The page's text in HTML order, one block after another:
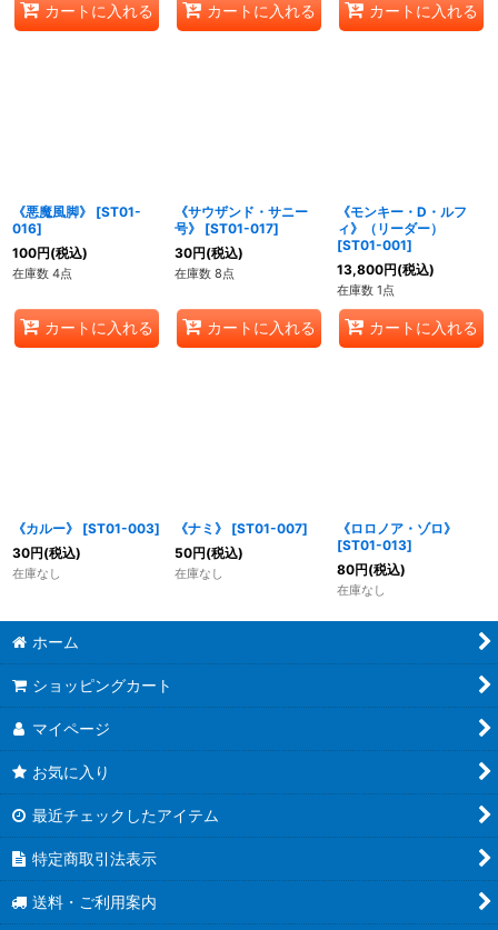
カートに入れる カートに入れる カートに入れる
《悪魔風脚》 [ST01-
016]
100円(税込)
在庫数 4点
カートに入れる
《サウザンド・サニー
号》
[ST01-017]
30円(税込)
在庫数 8点
カートに入れる
《モンキー・D・ルフ
ィ》（リーダー）
[ST01-001]
13,800円(税込)
在庫数 1点
カートに入れる
《カルー》 [ST01-003]
30円(税込)
在庫なし
《ナミ》 [ST01-007]
50円(税込)
在庫なし
《ロロノア・ゾロ》
[ST01-013]
80円(税込)
在庫なし
ホーム
ショッピングカート
マイページ
お気に入り
最近チェックしたアイテム
特定商取引法表示
送料・ご利用案内